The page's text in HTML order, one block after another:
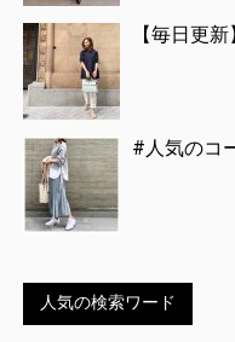
【毎日更
#人気のコ
人気の検索ワード